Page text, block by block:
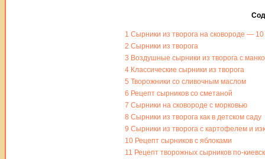
1 Сырники из творога на сковороде —
2 Сырники из творога
3 Воздушные сырники из творога с
4 Классические сырники из творога
5 Творожники со сливочным маслом
6 Рецепт сырников со сметаной
7 Сырники на сковороде с морковью
8 Сырники из творога как в детском саду
9 Сырники из творога с картофелем и
10 Рецепт сырников с яблоками
11 Рецепт творожных сырников по-